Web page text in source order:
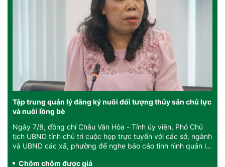
Tập trung quản lý đăng ký nuôi đối tượng thủy sản chủ lực
và nuôi lồng bè
Ngày 7/8, đồng chí Châu Văn Hòa - Tỉnh ủy viên, Phó Chủ
tịch UBND tỉnh chủ trì cuộc họp trực tuyến với các sở, ngành
và UBND các xã, phường để nghe báo cáo tình hình quản lý
Chôm chôm được giá